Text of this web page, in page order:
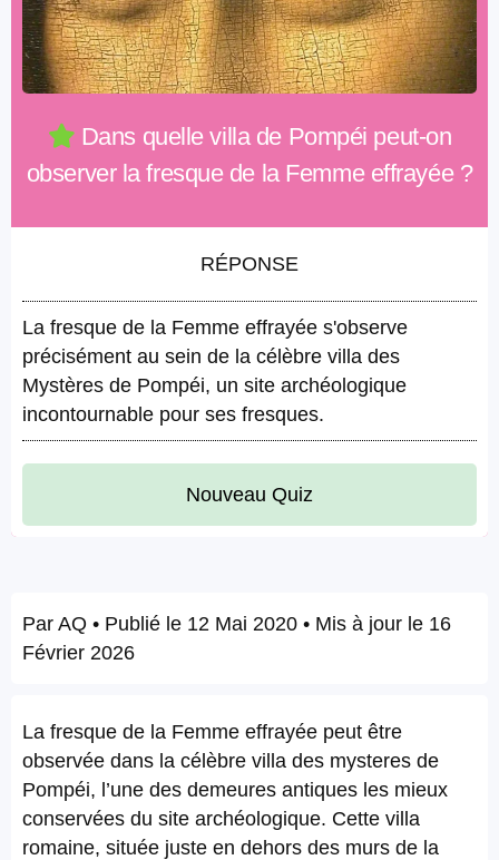
Dans quelle villa de Pompéi peut-on
observer la fresque de la Femme effrayée ?
RÉPONSE
La fresque de la Femme effrayée s'observe
précisément au sein de la célèbre villa des
Mystères de Pompéi, un site archéologique
incontournable pour ses fresques.
Nouveau Quiz
Par AQ • Publié le 12 Mai 2020 • Mis à jour le 16
Février 2026
La fresque de la Femme effrayée peut être
observée dans la célèbre villa des mysteres de
Pompéi, l’une des demeures antiques les mieux
conservées du site archéologique. Cette villa
romaine, située juste en dehors des murs de la